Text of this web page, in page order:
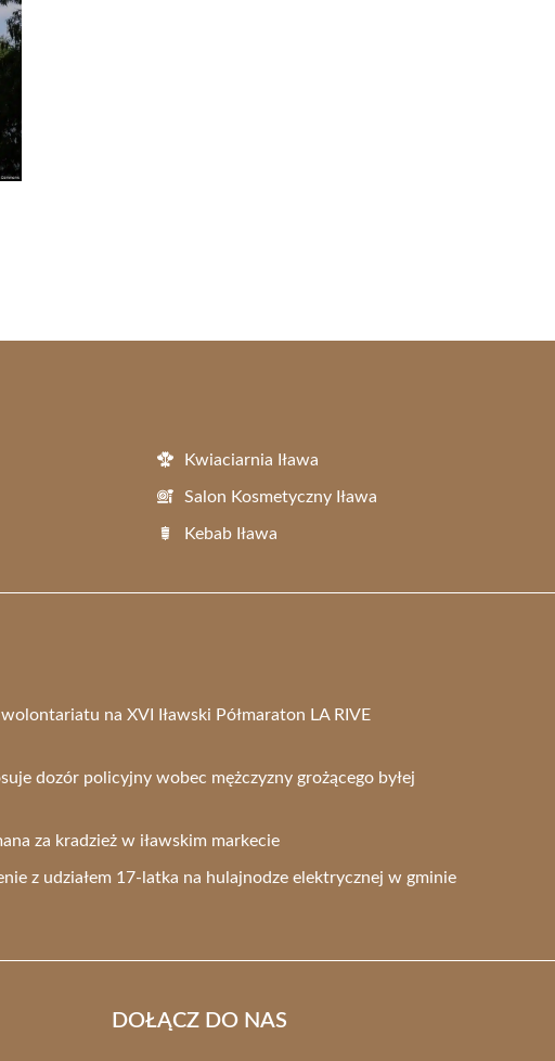
Kwiaciarnia Iława
Salon Kosmetyczny Iława
Kebab Iława
na XVI Iławski Półmaraton LA RIVE
dozór policyjny wobec mężczyzny grożącego byłej
za kradzież w iławskim markecie
z udziałem 17-latka na hulajnodze elektrycznej w gminie
DOŁĄCZ DO NAS